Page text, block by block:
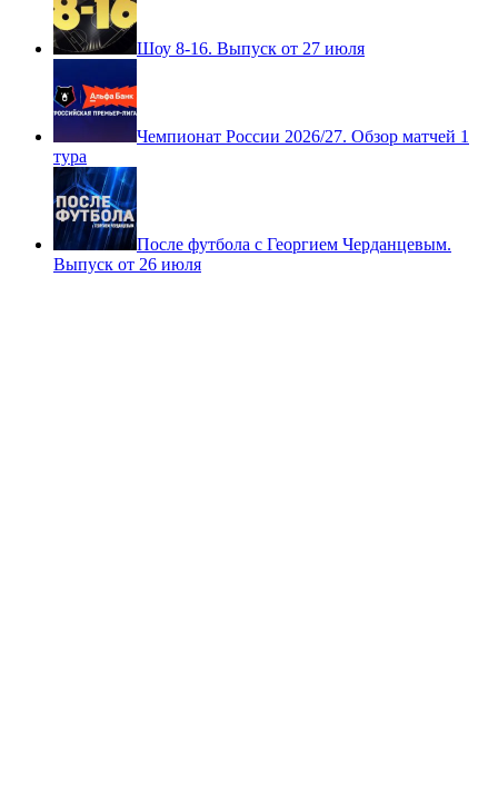
Шоу 8-16. Выпуск от 27 июля
Чемпионат России 2026/27. Обзор матчей 1
тура
После футбола с Георгием Черданцевым.
Выпуск от 26 июля